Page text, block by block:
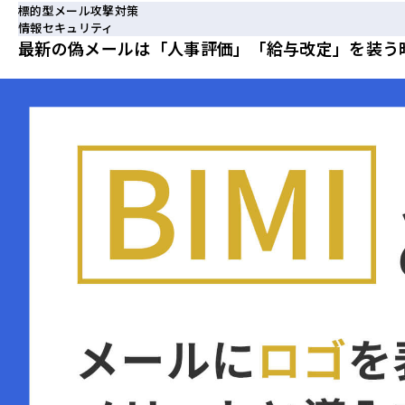
標的型メール攻撃対策
情報セキュリティ
最新の偽メールは「人事評価」「給与改定」を装